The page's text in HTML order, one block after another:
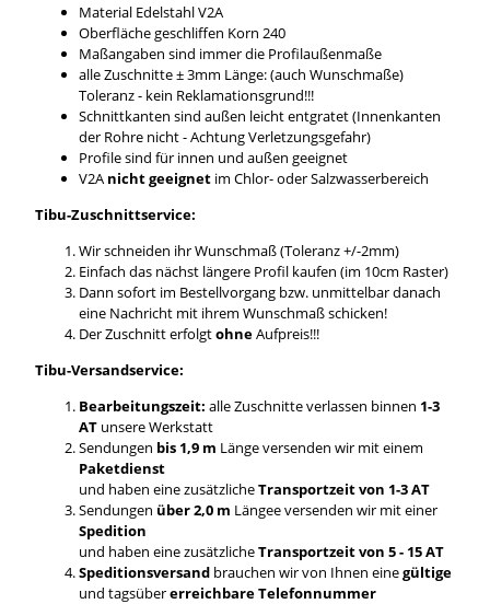
Material Edelstahl V2A
Oberfläche geschliffen Korn 240
Maßangaben sind immer die Profilaußenmaße
alle Zuschnitte ± 3mm Länge: (auch Wunschmaße)
Toleranz - kein Reklamationsgrund!!!
Schnittkanten sind außen leicht entgratet (Innenkanten
der Rohre nicht - Achtung Verletzungsgefahr)
Profile sind für innen und außen geeignet
V2A nicht geeignet im Chlor- oder Salzwasserbereich
Tibu-Zuschnittservice:
Wir schneiden ihr Wunschmaß (Toleranz +/-2mm)
Einfach das nächst längere Profil kaufen (im 10cm Raster)
Dann sofort im Bestellvorgang bzw. unmittelbar danach
eine Nachricht mit ihrem Wunschmaß schicken!
Der Zuschnitt erfolgtohneAufpreis!!!
Tibu-Versandservice:
Bearbeitungszeit: alle Zuschnitte verlassen binnen 1-3
AT unsere Werkstatt
Sendungen bis 1,9 m Länge versenden wir mit einem
Paketdienst
und haben eine zusätzlicheTransportzeit von 1-3 AT
Sendungen über 2,0 m Längee versenden wir mit einer
Spedition
und haben eine zusätzlicheTransportzeit von 5 - 15 AT
Speditionsversandbrauchen wir von Ihnen einegültige
und tagsübererreichbare Telefonnummer